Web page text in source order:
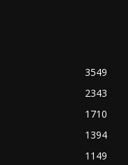
3549
2343
1710
1394
1149